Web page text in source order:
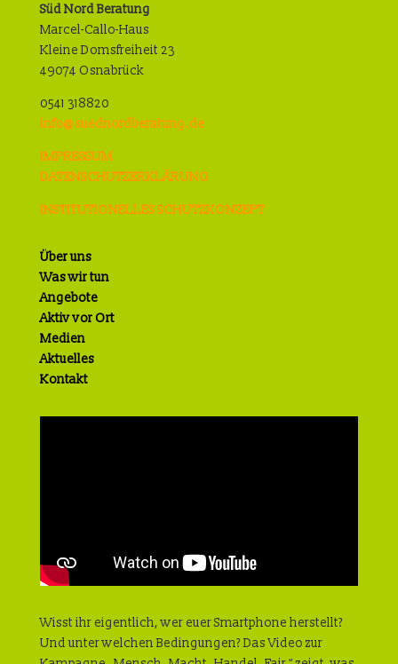
Süd Nord Beratung
Marcel-Callo-Haus
Kleine Domsfreiheit 23
49074 Osnabrück
0541 318820
info@suednordberatung.de
IMPRESSUM
DATENSCHUTZERKLÄRUNG
INSTITUTIONELLES SCHUTZKONZEPT
Über uns
Was wir tun
Angebote
Aktiv vor Ort
Medien
Aktuelles
Kontakt
Wisst ihr eigentlich, wer euer Smartphone herstellt?
Und unter welchen Bedingungen? Das Video zur